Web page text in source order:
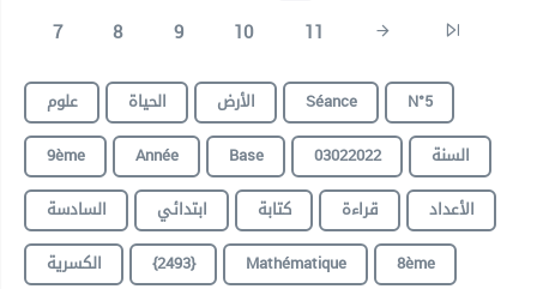
7
8 9 10 11
علوم الحياة الأرض Séance
N°5
9ème
Année Base 03022022
السنة
السادسة
ابتدائي كتابة قراءة
الأعداد
الكسرية
{2493} Mathématique 8ème